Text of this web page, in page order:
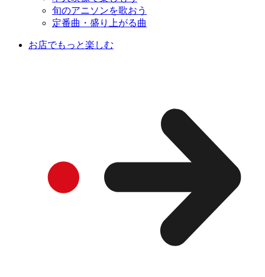
旬のアニソンを歌おう
定番曲・盛り上がる曲
お店でもっと楽しむ